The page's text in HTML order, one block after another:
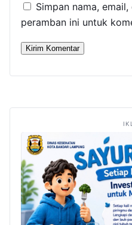
Simpan nama,
peramban ini untuk